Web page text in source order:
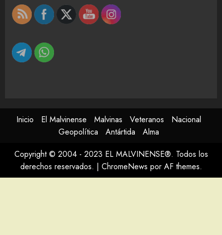
Inicio El Malvinense Malvinas Veteranos
Nacional
Geopolítica
Antártida
Alma
Copyright © 2004 - 2023 EL MALVINENSE®. Todos los
derechos reservados. | ChromeNews por AF themes.